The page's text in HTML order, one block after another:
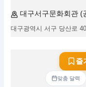
대구서구문화회관 (
대구광역시 서구 당산로
즐
맞춤 달력